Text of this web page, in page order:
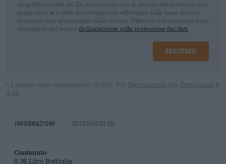
shop@bierothek.de. La informiamo che la revoca del consenso non
pregiudica la liceità del trattamento effettuato sulla base del suo
consenso fino al momento della revoca. Ulteriori informazioni sono
disponibili nel nostro dichiarazione sulla protezione dei dati
Registrati
* I prezzi sono comprensivi di IVA. Più Navigazione più Depositare €
0,08
Informazioni Recensioni (0)
Contenuto
0,36 Litro Bottiglia